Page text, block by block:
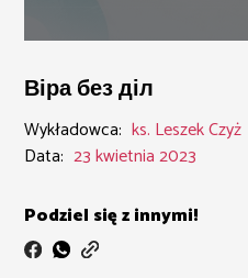
Віра без діл
Wykładowca: ks. Leszek Czyż
Data: 23 kwietnia 2023
Podziel się z innymi!